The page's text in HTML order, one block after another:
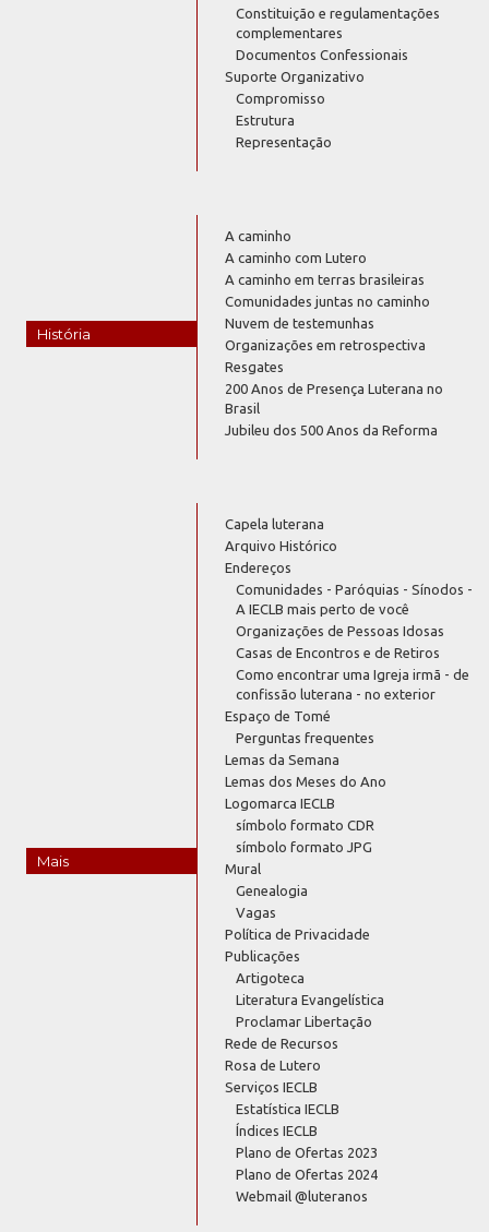
Constituição e regulamentações
complementares
Documentos Confessionais
Suporte Organizativo
Compromisso
Estrutura
Representação
História
A caminho
A caminho com Lutero
A caminho em terras brasileiras
Comunidades juntas no caminho
Nuvem de testemunhas
Organizações em retrospectiva
Resgates
200 Anos de Presença Luterana no
Brasil
Jubileu dos 500 Anos da Reforma
Mais
Capela luterana
Arquivo Histórico
Endereços
Comunidades - Paróquias - Sínodos -
A IECLB mais perto de você
Organizações de Pessoas Idosas
Casas de Encontros e de Retiros
Como encontrar uma Igreja irmã - de
confissão luterana - no exterior
Espaço de Tomé
Perguntas frequentes
Lemas da Semana
Lemas dos Meses do Ano
Logomarca IECLB
símbolo formato CDR
símbolo formato JPG
Mural
Genealogia
Vagas
Política de Privacidade
Publicações
Artigoteca
Literatura Evangelística
Proclamar Libertação
Rede de Recursos
Rosa de Lutero
Serviços IECLB
Estatística IECLB
Índices IECLB
Plano de Ofertas 2023
Plano de Ofertas 2024
Webmail @luteranos